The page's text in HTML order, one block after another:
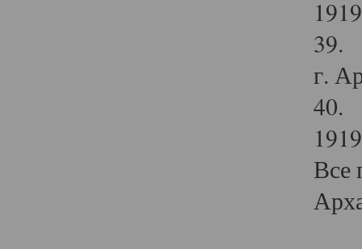
39.
г.
40.
Все